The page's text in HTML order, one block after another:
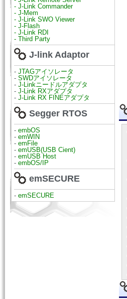
- J-Link Commander
- J-Mem
- J-Link SWO Viewer
- J-Flash
- J-Link RDI
- Third Party
J-link Adaptor
- JTAGアイソレータ
- SWDアイソレータ
- J-Linkニードルアダプタ
- J-Link RXアダプタ
- J-Link RX FINEアダプタ
Segger RTOS
- embOS
- emWIN
- emFile
- emUSB(USB Cient)
- emUSB Host
- embOS/IP
emSECURE
- emSECURE